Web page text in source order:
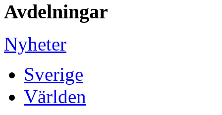
Avdelningar
Nyheter
Sverige
Världen